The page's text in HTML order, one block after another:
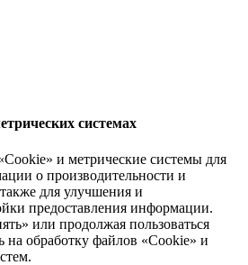
системах
и метрические системы для
о производительности и
для улучшения и
предоставления информации.
или продолжая пользоваться
на обработку файлов «Cookie» и